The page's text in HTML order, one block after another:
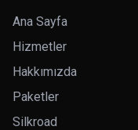
Ana Sayfa
Hizmetler
Hakkımızda
Paketler
Silkroad